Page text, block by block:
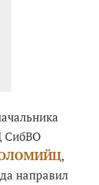
СибВО
,
направил